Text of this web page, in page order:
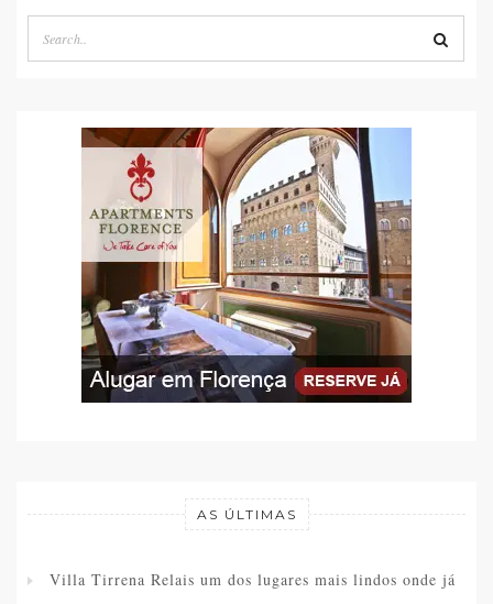
AS ÚLTIMAS
Villa Tirrena Relais um dos lugares mais lindos onde já